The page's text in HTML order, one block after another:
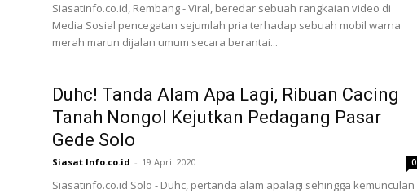
Siasatinfo.co.id, Rembang - Viral, beredar sebuah rangkaian video di
Media Sosial pencegatan sejumlah pria terhadap sebuah mobil warna
merah marun dijalan umum secara berantai...
Duhc! Tanda Alam Apa Lagi, Ribuan Cacing
Tanah Nongol Kejutkan Pedagang Pasar
Gede Solo
Siasat Info.co.id - 19 April 2020 0
Siasatinfo.co.id Solo - Duhc, pertanda alam apalagi sehingga kemunculan